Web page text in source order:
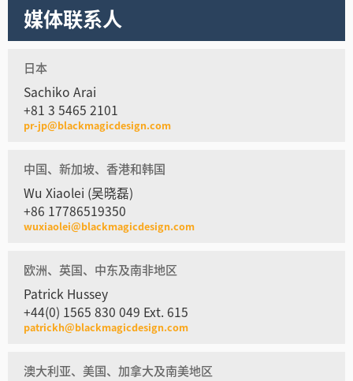
媒体联系人
日本
Sachiko Arai
+81 3 5465 2101
pr-jp@blackmagicdesign.com
中国、新加坡、香港和韩国
Wu Xiaolei (吴晓磊)
+86 17786519350
wuxiaolei@blackmagicdesign.com
欧洲、英国、中东及南非地区
Patrick Hussey
+44(0) 1565 830 049 Ext. 615
patrickh@blackmagicdesign.com
澳大利亚、美国、加拿大及南美地区